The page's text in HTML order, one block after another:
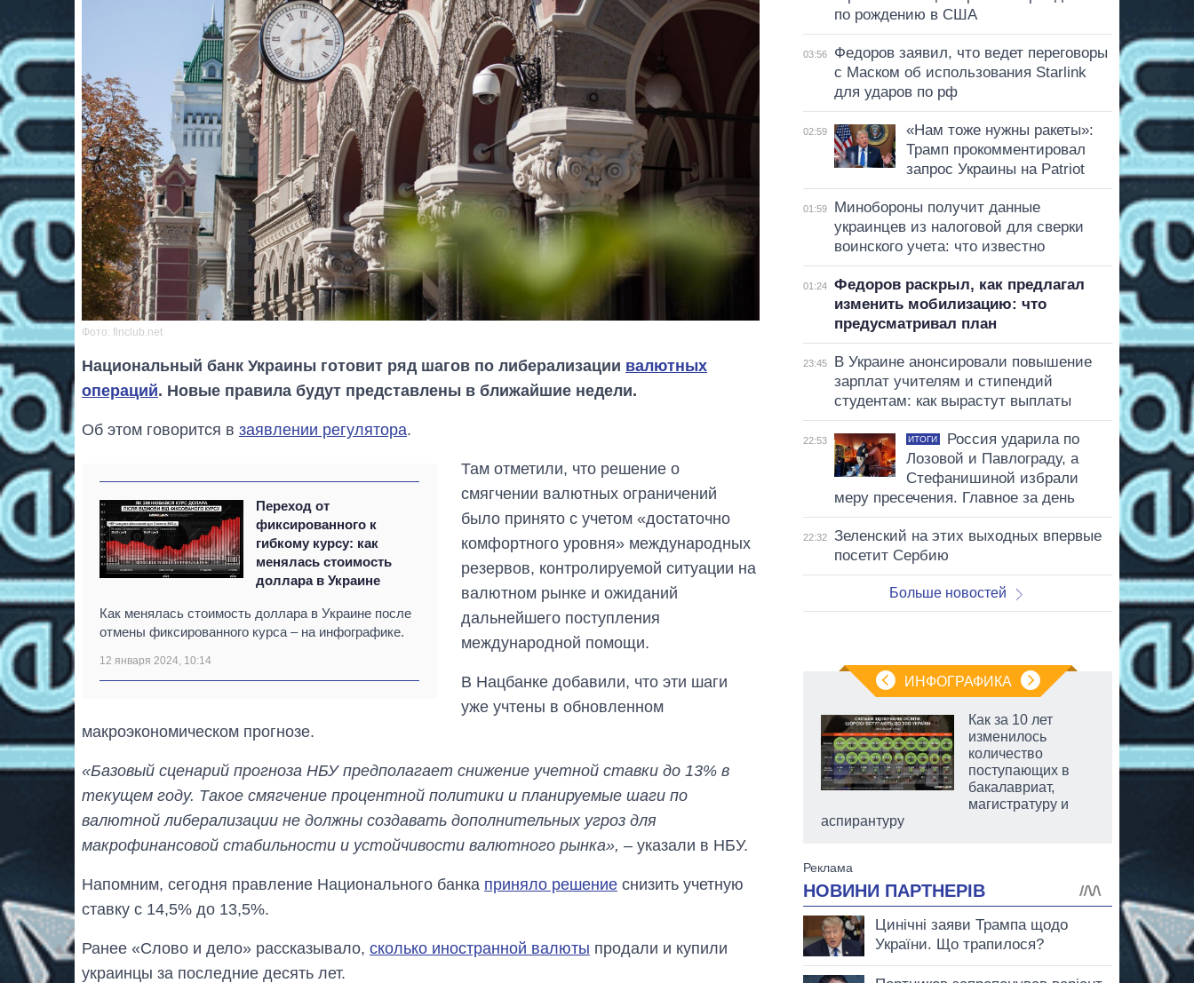
Фото: finclub.net
Национальный банк Украины готовит ряд шагов по либерализации валютных
операций. Новые правила будут представлены в ближайшие недели.
Об этом говорится в заявлении регулятора.
Переход от
фиксированного к
гибкому курсу: как
менялась стоимость
доллара в Украине
Как менялась стоимость доллара в Украине после
отмены фиксированного курса – на инфографике.
12 января 2024, 10:14
Там отметили, что решение о
смягчении валютных ограничений
было принято с учетом «достаточно
комфортного уровня» международных
резервов, контролируемой ситуации на
валютном рынке и ожиданий
дальнейшего поступления
международной помощи.
В Нацбанке добавили, что эти шаги
уже учтены в обновленном
макроэкономическом прогнозе.
«Базовый сценарий прогноза НБУ предполагает снижение учетной ставки до 13% в
текущем году. Такое смягчение процентной политики и планируемые шаги по
валютной либерализации не должны создавать дополнительных угроз для
макрофинансовой стабильности и устойчивости валютного рынка», – указали в НБУ.
Напомним, сегодня правление Национального банка приняло решение снизить учетную
ставку с 14,5% до 13,5%.
Ранее «Слово и дело» рассказывало, сколько иностранной валюты продали и купили
украинцы за последние десять лет.
по рождению в США
03:56
Федоров заявил, что ведет переговоры
с Маском об использования Starlink
для ударов по рф
02:59
«Нам тоже нужны ракеты»:
Трамп прокомментировал
запрос Украины на Patriot
01:59
Минобороны получит данные
украинцев из налоговой для сверки
воинского учета: что известно
01:24
Федоров раскрыл, как предлагал
изменить мобилизацию: что
предусматривал план
23:45
В Украине анонсировали повышение
зарплат учителям и стипендий
студентам: как вырастут выплаты
22:53 ИТОГИ
Россия ударила по
Лозовой и Павлограду, а
Стефанишиной избрали
меру пресечения. Главное за день
22:32
Зеленский на этих выходных впервые
посетит Сербию
Больше новостей
ИНФОГРАФИКА
обороны за 13 лет
Как за 10 лет
изменилось
количество
поступающих в
бакалавриат,
магистратуру и
аспирантуру